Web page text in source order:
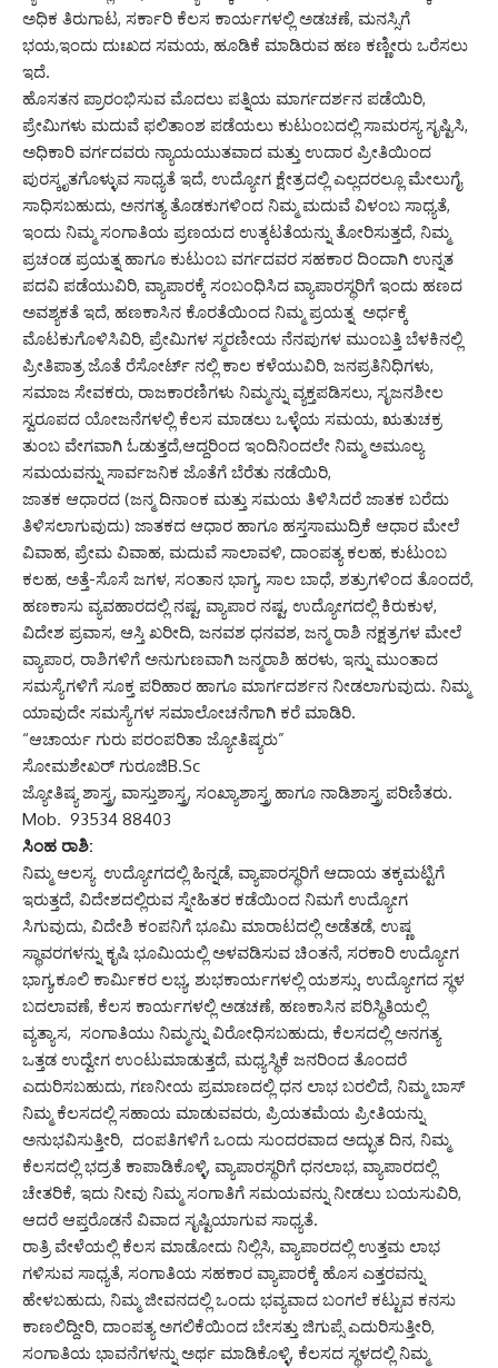
ಅಧಿಕ ತಿರುಗಾಟ, ಸರ್ಕಾರಿ ಕೆಲಸ ಕಾರ್ಯಗಳಲ್ಲಿ ಅಡಚಣೆ, ಮನಸ್ಸಿಗೆ
ಭಯ,ಇಂದು ದುಃಖದ ಸಮಯ, ಹೂಡಿಕೆ ಮಾಡಿರುವ ಹಣ ಕಣ್ಣೀರು ಒರೆಸಲು
ಇದೆ.
ಹೊಸತನ ಪ್ರಾರಂಭಿಸುವ ಮೊದಲು ಪತ್ನಿಯ ಮಾರ್ಗದರ್ಶನ ಪಡೆಯಿರಿ,
ಪ್ರೇಮಿಗಳು ಮದುವೆ ಫಲಿತಾಂಶ ಪಡೆಯಲು ಕುಟುಂಬದಲ್ಲಿ ಸಾಮರಸ್ಯ ಸೃಷ್ಟಿಸಿ,
ಅಧಿಕಾರಿ ವರ್ಗದವರು ನ್ಯಾಯಯುತವಾದ ಮತ್ತು ಉದಾರ ಪ್ರೀತಿಯಿಂದ
ಪುರಸ್ಕೃತಗೊಳ್ಳುವ ಸಾಧ್ಯತೆ ಇದೆ, ಉದ್ಯೋಗ ಕ್ಷೇತ್ರದಲ್ಲಿ ಎಲ್ಲದರಲ್ಲೂ ಮೇಲುಗೈ
ಸಾಧಿಸಬಹುದು, ಅನಗತ್ಯ ತೊಡಕುಗಳಿಂದ ನಿಮ್ಮ ಮದುವೆ ವಿಳಂಬ ಸಾಧ್ಯತೆ,
ಇಂದು ನಿಮ್ಮ ಸಂಗಾತಿಯ ಪ್ರಣಯದ ಉತ್ಕಟತೆಯನ್ನು ತೋರಿಸುತ್ತದೆ, ನಿಮ್ಮ
ಪ್ರಚಂಡ ಪ್ರಯತ್ನ ಹಾಗೂ ಕುಟುಂಬ ವರ್ಗದವರ ಸಹಕಾರ ದಿಂದಾಗಿ ಉನ್ನತ
ಪದವಿ ಪಡೆಯುವಿರಿ, ವ್ಯಾಪಾರಕ್ಕೆ ಸಂಬಂಧಿಸಿದ ವ್ಯಾಪಾರಸ್ಥರಿಗೆ ಇಂದು ಹಣದ
ಅವಶ್ಯಕತೆ ಇದೆ, ಹಣಕಾಸಿನ ಕೊರತೆಯಿಂದ ನಿಮ್ಮ ಪ್ರಯತ್ನ ಅರ್ಧಕ್ಕೆ
ಮೊಟಕುಗೊಳಿಸಿವಿರಿ, ಪ್ರೇಮಿಗಳ ಸ್ಮರಣೀಯ ನೆನಪುಗಳ ಮುಂಬತ್ತಿ ಬೆಳಕಿನಲ್ಲಿ
ಪ್ರೀತಿಪಾತ್ರ ಜೊತೆ ರೆಸೋರ್ಟ್ ನಲ್ಲಿ ಕಾಲ ಕಳೆಯುವಿರಿ, ಜನಪ್ರತಿನಿಧಿಗಳು,
ಸಮಾಜ ಸೇವಕರು, ರಾಜಕಾರಣಿಗಳು ನಿಮ್ಮನ್ನು ವ್ಯಕ್ತಪಡಿಸಲು, ಸೃಜನಶೀಲ
ಸ್ವರೂಪದ ಯೋಜನೆಗಳಲ್ಲಿ ಕೆಲಸ ಮಾಡಲು ಒಳ್ಳೆಯ ಸಮಯ, ಋತುಚಕ್ರ
ತುಂಬ ವೇಗವಾಗಿ ಓಡುತ್ತದೆ,ಆದ್ದರಿಂದ ಇಂದಿನಿಂದಲೇ ನಿಮ್ಮ ಅಮೂಲ್ಯ
ಸಮಯವನ್ನು ಸಾರ್ವಜನಿಕ ಜೊತೆಗೆ ಬೆರೆತು ನಡೆಯಿರಿ,
ಜಾತಕ ಆಧಾರದ (ಜನ್ಮ ದಿನಾಂಕ ಮತ್ತು ಸಮಯ ತಿಳಿಸಿದರೆ ಜಾತಕ ಬರೆದು
ತಿಳಿಸಲಾಗುವುದು) ಜಾತಕದ ಆಧಾರ ಹಾಗೂ ಹಸ್ತಸಾಮುದ್ರಿಕೆ ಆಧಾರ ಮೇಲೆ
ವಿವಾಹ, ಪ್ರೇಮ ವಿವಾಹ, ಮದುವೆ ಸಾಲಾವಳಿ, ದಾಂಪತ್ಯ ಕಲಹ, ಕುಟುಂಬ
ಕಲಹ, ಅತ್ತೆ-ಸೊಸೆ ಜಗಳ, ಸಂತಾನ ಭಾಗ್ಯ, ಸಾಲ ಬಾಧೆ, ಶತ್ರುಗಳಿಂದ ತೊಂದರೆ,
ಹಣಕಾಸು ವ್ಯವಹಾರದಲ್ಲಿ ನಷ್ಟ, ವ್ಯಾಪಾರ ನಷ್ಟ, ಉದ್ಯೋಗದಲ್ಲಿ ಕಿರುಕುಳ,
ವಿದೇಶ ಪ್ರವಾಸ, ಆಸ್ತಿ ಖರೀದಿ, ಜನವಶ ಧನವಶ, ಜನ್ಮ ರಾಶಿ ನಕ್ಷತ್ರಗಳ ಮೇಲೆ
ವ್ಯಾಪಾರ, ರಾಶಿಗಳಿಗೆ ಅನುಗುಣವಾಗಿ ಜನ್ಮರಾಶಿ ಹರಳು, ಇನ್ನು ಮುಂತಾದ
ಸಮಸ್ಯೆಗಳಿಗೆ ಸೂಕ್ತ ಪರಿಹಾರ ಹಾಗೂ ಮಾರ್ಗದರ್ಶನ ನೀಡಲಾಗುವುದು. ನಿಮ್ಮ
ಯಾವುದೇ ಸಮಸ್ಯೆಗಳ ಸಮಾಲೋಚನೆಗಾಗಿ ಕರೆ ಮಾಡಿರಿ.
“ಆಚಾರ್ಯ ಗುರು ಪರಂಪರಿತಾ ಜ್ಯೋತಿಷ್ಯರು”
ಸೋಮಶೇಖರ್ ಗುರೂಜಿB.Sc
ಜ್ಯೋತಿಷ್ಯ ಶಾಸ್ತ್ರ, ವಾಸ್ತುಶಾಸ್ತ್ರ, ಸಂಖ್ಯಾಶಾಸ್ತ್ರ ಹಾಗೂ ನಾಡಿಶಾಸ್ತ್ರ ಪರಿಣಿತರು.
Mob. 93534 88403
ಸಿಂಹ ರಾಶಿ:
ನಿಮ್ಮ ಆಲಸ್ಯ ಉದ್ಯೋಗದಲ್ಲಿ ಹಿನ್ನಡೆ, ವ್ಯಾಪಾರಸ್ಥರಿಗೆ ಆದಾಯ ತಕ್ಕಮಟ್ಟಿಗೆ
ಇರುತ್ತದೆ, ವಿದೇಶದಲ್ಲಿರುವ ಸ್ನೇಹಿತರ ಕಡೆಯಿಂದ ನಿಮಗೆ ಉದ್ಯೋಗ
ಸಿಗುವುದು, ವಿದೇಶಿ ಕಂಪನಿಗೆ ಭೂಮಿ ಮಾರಾಟದಲ್ಲಿ ಅಡೆತಡೆ, ಉಷ್ಣ
ಸ್ಥಾವರಗಳನ್ನು ಕೃಷಿ ಭೂಮಿಯಲ್ಲಿ ಅಳವಡಿಸುವ ಚಿಂತನೆ, ಸರಕಾರಿ ಉದ್ಯೋಗ
ಭಾಗ್ಯ,ಕೂಲಿ ಕಾರ್ಮಿಕರ ಲಭ್ಯ, ಶುಭಕಾರ್ಯಗಳಲ್ಲಿ ಯಶಸ್ಸು, ಉದ್ಯೋಗದ ಸ್ಥಳ
ಬದಲಾವಣೆ, ಕೆಲಸ ಕಾರ್ಯಗಳಲ್ಲಿ ಅಡಚಣೆ, ಹಣಕಾಸಿನ ಪರಿಸ್ಥಿತಿಯಲ್ಲಿ
ವ್ಯತ್ಯಾಸ, ಸಂಗಾತಿಯು ನಿಮ್ಮನ್ನು ವಿರೋಧಿಸಬಹುದು, ಕೆಲಸದಲ್ಲಿ ಅನಗತ್ಯ
ಒತ್ತಡ ಉದ್ವೇಗ ಉಂಟುಮಾಡುತ್ತದೆ, ಮಧ್ಯಸ್ಥಿಕೆ ಜನರಿಂದ ತೊಂದರೆ
ಎದುರಿಸಬಹುದು, ಗಣನೀಯ ಪ್ರಮಾಣದಲ್ಲಿ ಧನ ಲಾಭ ಬರಲಿದೆ, ನಿಮ್ಮ ಬಾಸ್
ನಿಮ್ಮ ಕೆಲಸದಲ್ಲಿ ಸಹಾಯ ಮಾಡುವವರು, ಪ್ರಿಯತಮೆಯ ಪ್ರೀತಿಯನ್ನು
ಅನುಭವಿಸುತ್ತೀರಿ, ದಂಪತಿಗಳಿಗೆ ಒಂದು ಸುಂದರವಾದ ಅದ್ಭುತ ದಿನ, ನಿಮ್ಮ
ಕೆಲಸದಲ್ಲಿ ಭದ್ರತೆ ಕಾಪಾಡಿಕೊಳ್ಳಿ, ವ್ಯಾಪಾರಸ್ಥರಿಗೆ ಧನಲಾಭ, ವ್ಯಾಪಾರದಲ್ಲಿ
ಚೇತರಿಕೆ, ಇದು ನೀವು ನಿಮ್ಮ ಸಂಗಾತಿಗೆ ಸಮಯವನ್ನು ನೀಡಲು ಬಯಸುವಿರಿ,
ಆದರೆ ಆಪ್ತರೊಡನೆ ವಿವಾದ ಸೃಷ್ಟಿಯಾಗುವ ಸಾಧ್ಯತೆ.
ರಾತ್ರಿ ವೇಳೆಯಲ್ಲಿ ಕೆಲಸ ಮಾಡೋದು ನಿಲ್ಲಿಸಿ, ವ್ಯಾಪಾರದಲ್ಲಿ ಉತ್ತಮ ಲಾಭ
ಗಳಿಸುವ ಸಾಧ್ಯತೆ, ಸಂಗಾತಿಯ ಸಹಕಾರ ವ್ಯಾಪಾರಕ್ಕೆ ಹೊಸ ಎತ್ತರವನ್ನು
ಹೇಳಬಹುದು, ನಿಮ್ಮ ಜೀವನದಲ್ಲಿ ಒಂದು ಭವ್ಯವಾದ ಬಂಗಲೆ ಕಟ್ಟುವ ಕನಸು
ಕಾಣಲಿದ್ದೀರಿ, ದಾಂಪತ್ಯ ಅಗಲಿಕೆಯಿಂದ ಬೇಸತ್ತು ಜಿಗುಪ್ಸೆ ಎದುರಿಸುತ್ತೀರಿ,
ಸಂಗಾತಿಯ ಭಾವನೆಗಳನ್ನು ಅರ್ಥ ಮಾಡಿಕೊಳ್ಳಿ, ಕೆಲಸದ ಸ್ಥಳದಲ್ಲಿ ನಿಮ್ಮ